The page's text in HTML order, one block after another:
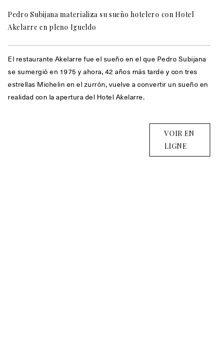
Pedro Subijana materializa su sueño hotelero con Hotel
Akelarre en pleno Igueldo
El restaurante Akelarre fue el sueño en el que Pedro Subijana
se sumergió en 1975 y ahora, 42 años más tarde y con tres
estrellas Michelin en el zurrón, vuelve a convertir un sueño en
realidad con la apertura del Hotel Akelarre.
VOIR EN
LIGNE